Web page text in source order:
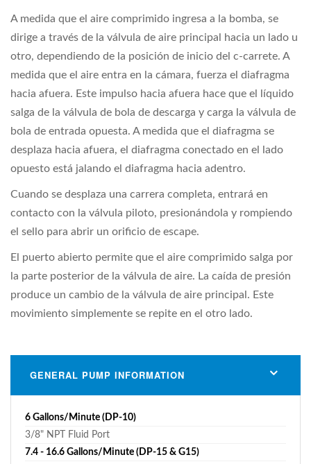
A medida que el aire comprimido ingresa a la bomba, se
dirige a través de la válvula de aire principal hacia un lado u
otro, dependiendo de la posición de inicio del c-carrete. A
medida que el aire entra en la cámara, fuerza el diafragma
hacia afuera. Este impulso hacia afuera hace que el líquido
salga de la válvula de bola de descarga y carga la válvula de
bola de entrada opuesta. A medida que el diafragma se
desplaza hacia afuera, el diafragma conectado en el lado
opuesto está jalando el diafragma hacia adentro.
Cuando se desplaza una carrera completa, entrará en
contacto con la válvula piloto, presionándola y rompiendo
el sello para abrir un orificio de escape.
El puerto abierto permite que el aire comprimido salga por
la parte posterior de la válvula de aire. La caída de presión
produce un cambio de la válvula de aire principal. Este
movimiento simplemente se repite en el otro lado.
GENERAL PUMP INFORMATION
6 Gallons/Minute (DP-10)
3/8" NPT Fluid Port
7.4 - 16.6 Gallons/Minute (DP-15 & G15)